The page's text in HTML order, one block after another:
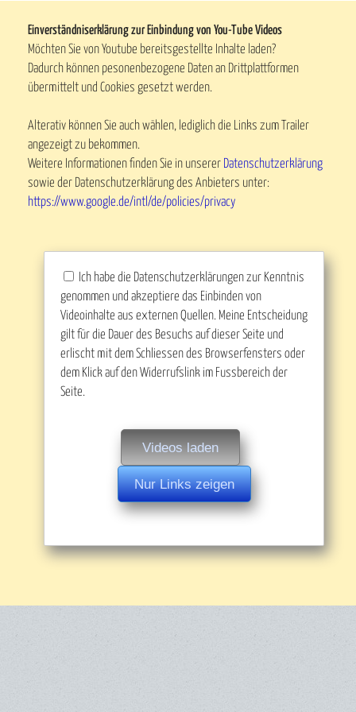
Einverständniserklärung zur Einbindung von You-Tube Videos
Möchten Sie von Youtube bereitsgestellte Inhalte laden?
Dadurch können pesonenbezogene Daten an Drittplattformen
übermittelt und Cookies gesetzt werden.
Alterativ können Sie auch wählen, lediglich die Links zum Trailer
angezeigt zu bekommen.
Weitere Informationen finden Sie in unserer Datenschutzerklärung
sowie der Datenschutzerklärung des Anbieters unter:
https://www.google.de/intl/de/policies/privacy
Ich habe die Datenschutzerklärungen zur Kenntnis
genommen und akzeptiere das Einbinden von
Videoinhalte aus externen Quellen. Meine Entscheidung
gilt für die Dauer des Besuchs auf dieser Seite und
erlischt mit dem Schliessen des Browserfensters oder
dem Klick auf den Widerrufslink im Fussbereich der
Seite.